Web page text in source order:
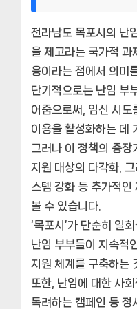
전라남도 목포시의 난
율 제고라는 국가적 과
응이라는 점에서 의미
단기적으로는 난임 부
어줌으로써, 임신 시도
이용을 활성화하는 데
그러나 이 정책의 중장
지원 대상의 다각화,
스템 강화 등 추가적인
볼 수 있습니다.
‘목포시’가 단순히 일
난임 부부들이 지속적
지원 체계를 구축하는
또한, 난임에 대한 사
독려하는 캠페인 등 정